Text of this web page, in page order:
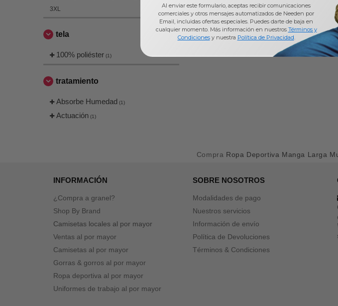
3XL
tela
100% poliéster (1)
tratamiento
Absorbe Humedad (1)
Actuación (1)
Compra Ropa Deportiva Manga Larga
INFORMACIÓN
¿Compra a granel?
Shop By Brand
Camisetas locales al por mayor
Ventas al por mayor
Camisetas al por mayor
Gorras & gorros al por mayor
Ropa deportiva al por mayor
Uniformes de trabajo al por mayor
SOBRE NOSOTROS
Modalidades de pago
Nuestros servicios
Información de envío
Política de Devoluciones
Términos & Condiciones
Al enviar este formulario, aceptas recibir comunicaciones
comerciales y otros mensajes automatizados de Needen por
Email, incluidas ofertas especiales. Puedes darte de baja en
cualquier momento. Más información en nuestros Términos y
Condicionesy nuestra Política de Privacidad.